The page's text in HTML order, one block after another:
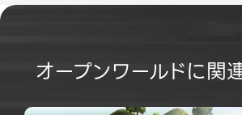
オープンワールドに関